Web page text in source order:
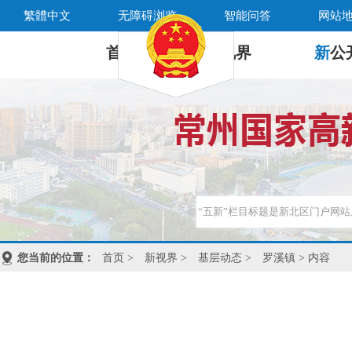
繁體中文 无障碍浏览 智能问答 网站
首 页 新 视界 新公
您当前的位置： 首页 > 新视界 > 基层动态 > 罗溪镇 > 内容